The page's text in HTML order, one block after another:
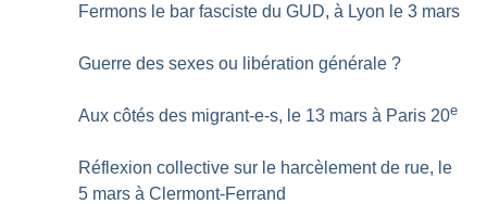
Fermons le bar fasciste du GUD, à Lyon le 3 mars
Guerre des sexes ou libération générale ?
Aux côtés des migrant-e-s, le 13 mars à Paris 20e
Réflexion collective sur le harcèlement de rue, le
5 mars à Clermont-Ferrand